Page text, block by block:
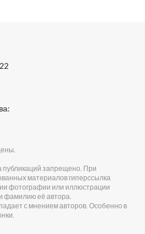
публикаций запрещено. При
материалов гиперссылка
фотографии или иллюстрации
фамилию её автора.
с мнением авторов. Особенно в